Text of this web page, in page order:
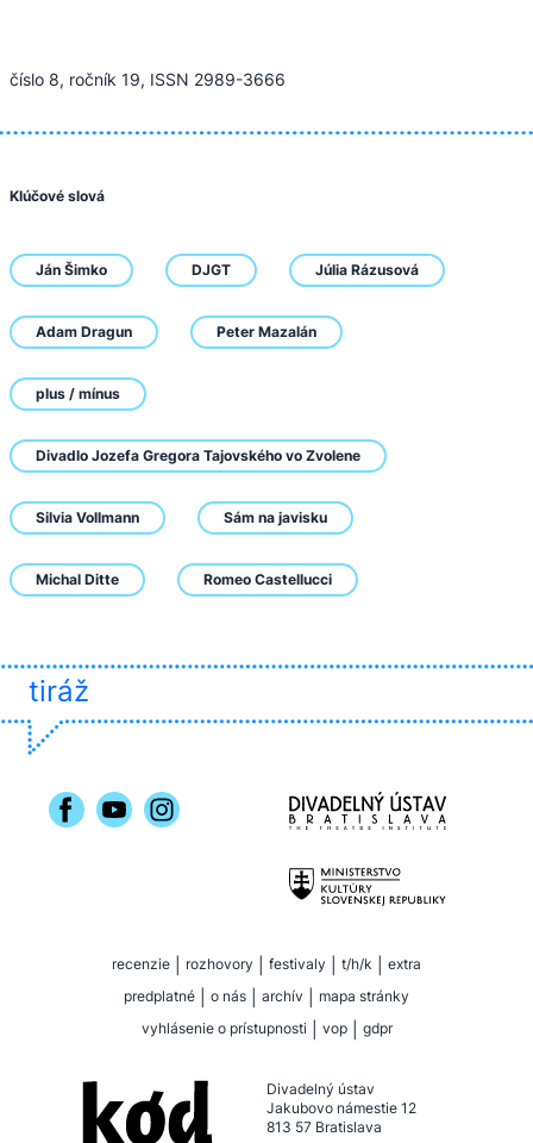
číslo 8, ročník 19, ISSN 2989-3666
Klúčové slová
Ján Šimko DJGT Júlia Rázusová
Adam Dragun Peter Mazalán
plus / mínus
Divadlo Jozefa Gregora Tajovského vo Zvolene
Silvia Vollmann Sám na javisku
Michal Ditte Romeo Castellucci
tiráž
recenzie rozhovory festivaly t/h/k
extra
predplatné
o nás archív
mapa stránky
vyhlásenie o prístupnosti
vop gdpr
Divadelný ústav
Jakubovo námestie 12
813 57 Bratislava